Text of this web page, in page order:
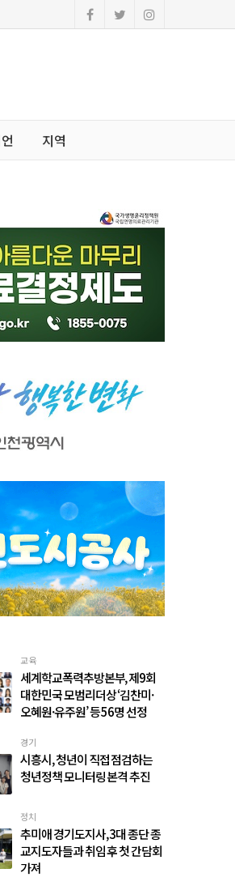
지역
교육
세계학교폭력추방본부, 제9회
대한민국 모범리더상 ‘김찬미·
오혜원·유주원’ 등 56명 선정
경기
시흥시, 청년이 직접 점검하는
청년정책 모니터링 본격 추진
정치
추미애 경기도지사, 3대 종단 종
교지도자들과 취임 후 첫 간담회
가져